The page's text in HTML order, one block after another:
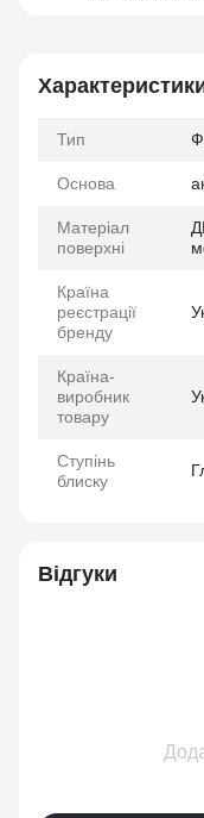
Тип
Основа
Матеріал
поверхні
Країна
реєстрації
бренду
Країна-
виробник
товару
Ступінь
блиску
Відгуки